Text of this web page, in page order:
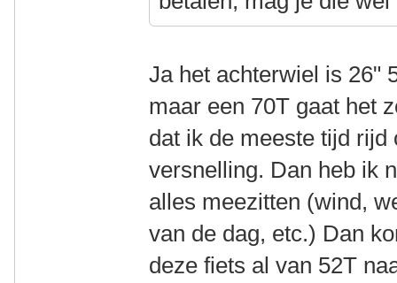
Ja het achterwiel is 26"
maar een 70T gaat het
dat ik de meeste tijd
versnelling. Dan heb ik
alles meezitten (wind,
van de dag, etc.) Dan
deze fiets al van 52T